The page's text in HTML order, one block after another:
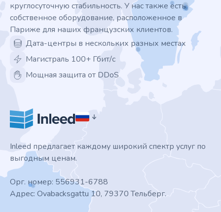
круглосуточную стабильность. У нас также есть
собственное оборудование, расположенное в
Париже для наших французских клиентов.
Дата-центры в нескольких разных местах
Магистраль 100+ Гбит/с
Мощная защита от DDoS
Inleed предлагает каждому широкий спектр услуг по
выгодным ценам.
Орг. номер: 556931-6788
Адрес: Ovabacksgattu 10, 79370 Тельберг.